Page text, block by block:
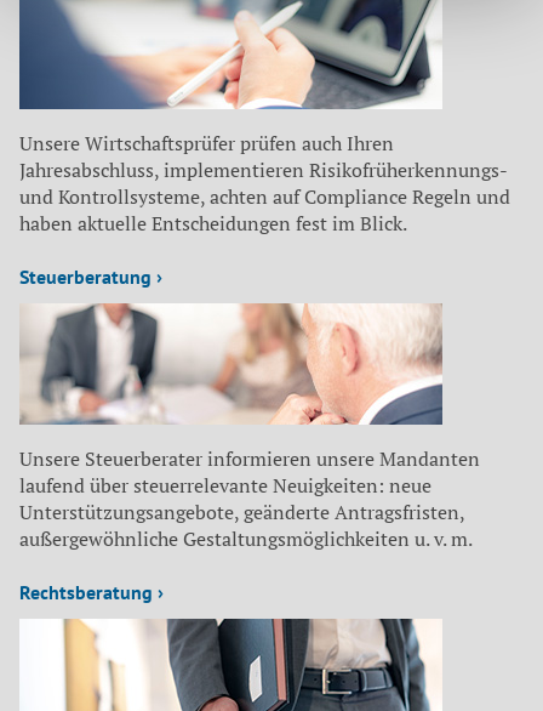
Unsere Wirtschaftsprüfer prüfen auch Ihren
Jahresabschluss, implementieren Risikofrüherkennungs-
und Kontrollsysteme, achten auf Compliance Regeln und
haben aktuelle Entscheidungen fest im Blick.
Steuerberatung ›
Unsere Steuerberater informieren unsere Mandanten
laufend über steuerrelevante Neuigkeiten: neue
Unterstützungsangebote, geänderte Antragsfristen,
außergewöhnliche Gestaltungsmöglichkeiten u. v. m.
Rechtsberatung ›